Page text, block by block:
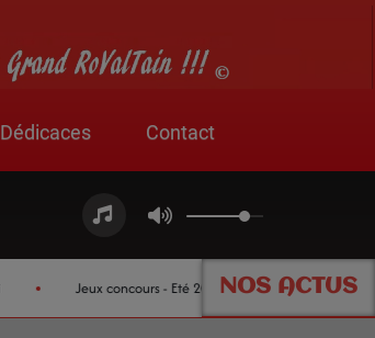
Dédicaces Contact
NOS ACTUS
Jeux concours - Eté 2026 ! Nouveau